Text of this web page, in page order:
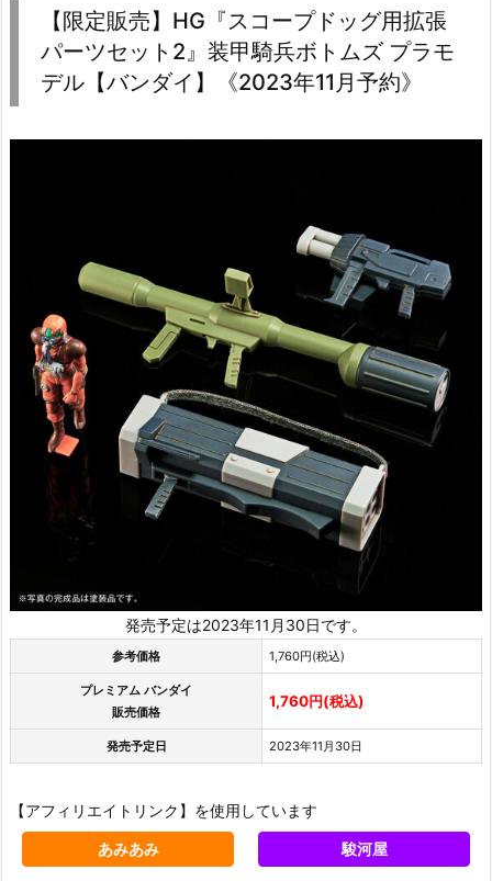
【限定販売】HG『スコープドッグ用拡張
パーツセット2』装甲騎兵ボトムズ プラモ
デル【バンダイ】《2023年11月予約》
発売予定は2023年11月30日です。
参考価格 1,760円(税込)
プレミアム バンダイ
販売価格
1,760円(税込)
発売予定日 2023年11月30日
【アフィリエイトリンク】を使用しています
あみあみ 駿河屋